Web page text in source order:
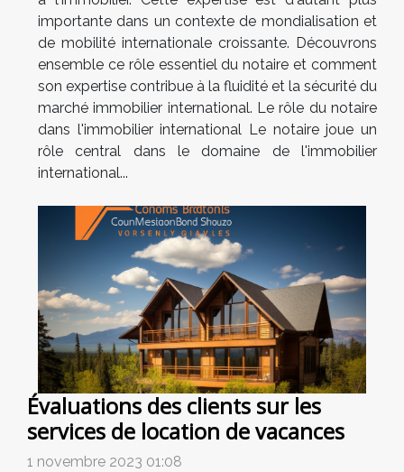
importante dans un contexte de mondialisation et
de mobilité internationale croissante. Découvrons
ensemble ce rôle essentiel du notaire et comment
son expertise contribue à la fluidité et la sécurité du
marché immobilier international. Le rôle du notaire
dans l'immobilier international Le notaire joue un
rôle central dans le domaine de l'immobilier
international...
Évaluations des clients sur les
services de location de vacances
1 novembre 2023 01:08